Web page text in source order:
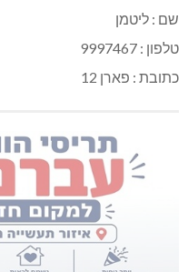
שם : ליטמן
טלפון : 9997467
כתובת : פארן 12